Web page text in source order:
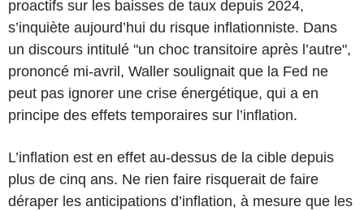
proactifs sur les baisses de taux depuis 2024,
s’inquiète aujourd’hui du risque inflationniste. Dans
un discours intitulé "un choc transitoire après l’autre",
prononcé mi-avril, Waller soulignait que la Fed ne
peut pas ignorer une crise énergétique, qui a en
principe des effets temporaires sur l’inflation.
L’inflation est en effet au-dessus de la cible depuis
plus de cinq ans. Ne rien faire risquerait de faire
déraper les anticipations d’inflation, à mesure que les